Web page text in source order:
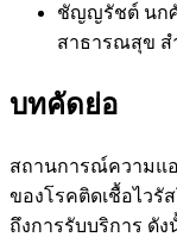
ชัญญรัชต์ นก
สาธารณสุข
บทคัดย่อ
สถานการณ์ความแ
ของโรคติดเชื้อไวรั
ถึงการรับบริการ ดั